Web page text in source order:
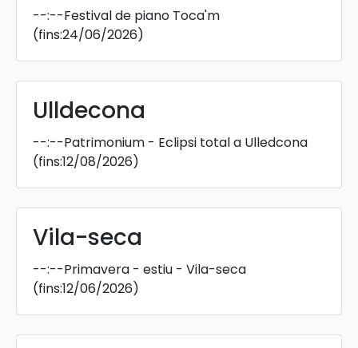
--:--Festival de piano Toca'm
(fins:24/06/2026)
Ulldecona
--:--Patrimonium - Eclipsi total a Ulledcona
(fins:12/08/2026)
Vila-seca
--:--Primavera - estiu - Vila-seca
(fins:12/06/2026)